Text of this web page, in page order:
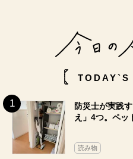
TODAY`S
防災士が実践
え」4つ。ペッ
読み物